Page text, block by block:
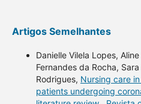
Artigos Semelhantes
Danielle Vilela Lopes,
Fernandes da Rocha,
Rodrigues, Nursing care
patients undergoing